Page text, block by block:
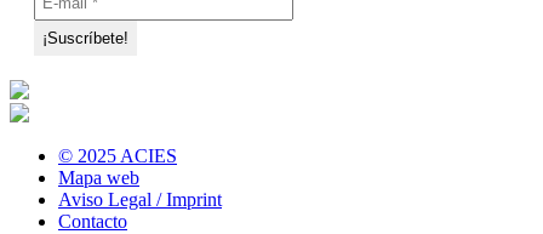
© 2025 ACIES
Mapa web
Aviso Legal / Imprint
Contacto